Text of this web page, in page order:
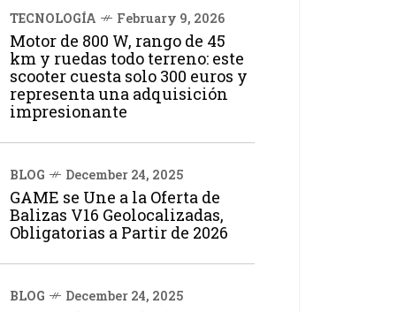
TECNOLOGÍA February 9, 2026
Motor de 800 W, rango de 45
km y ruedas todo terreno: este
scooter cuesta solo 300 euros y
representa una adquisición
impresionante
BLOG December 24, 2025
GAME se Une a la Oferta de
Balizas V16 Geolocalizadas,
Obligatorias a Partir de 2026
BLOG December 24, 2025